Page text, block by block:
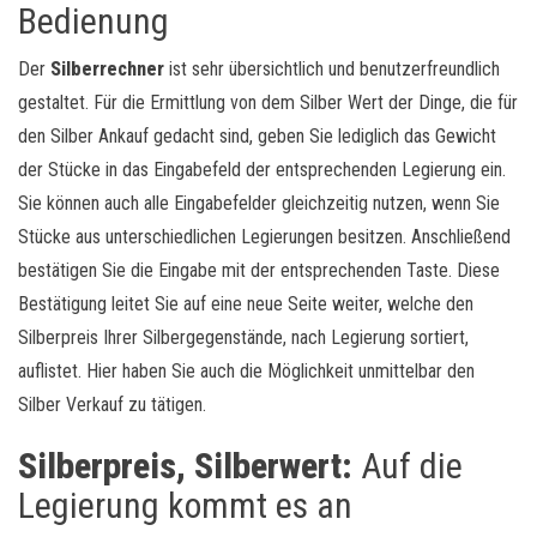
Bedienung
Der Silberrechner ist sehr übersichtlich und benutzerfreundlich
gestaltet. Für die Ermittlung von dem Silber Wert der Dinge, die für
den Silber Ankauf gedacht sind, geben Sie lediglich das Gewicht
der Stücke in das Eingabefeld der entsprechenden Legierung ein.
Sie können auch alle Eingabefelder gleichzeitig nutzen, wenn Sie
Stücke aus unterschiedlichen Legierungen besitzen. Anschließend
bestätigen Sie die Eingabe mit der entsprechenden Taste. Diese
Bestätigung leitet Sie auf eine neue Seite weiter, welche den
Silberpreis Ihrer Silbergegenstände, nach Legierung sortiert,
auflistet. Hier haben Sie auch die Möglichkeit unmittelbar den
Silber Verkauf zu tätigen.
Silberpreis, Silberwert: Auf die
Legierung kommt es an